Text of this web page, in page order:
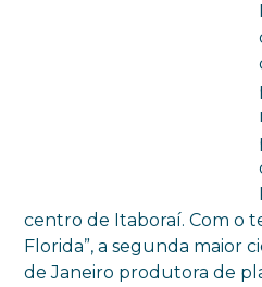
centro de Itaboraí. Com o
Florida”, a segunda maior
de Janeiro produtora de